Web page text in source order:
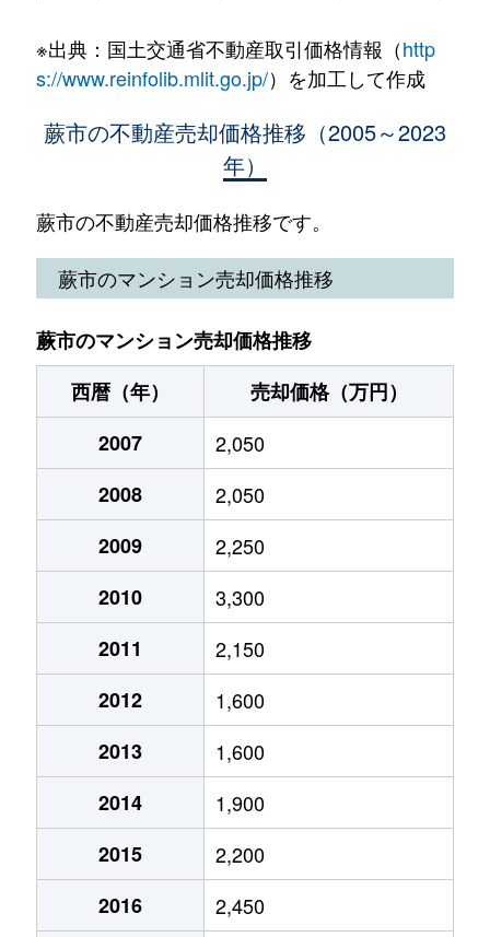
塚越
2,200万円 蕨 徒歩2分
塚越
2,500万円 蕨 徒歩18分
錦町
3,400万円 戸田(埼玉) 徒歩14分
60m²
南町
650万円 西川口 徒歩7分
20m²
南町
2,200万円 西川口
南町
2,900万円 西川口 徒歩16分
3,000万円 西川口
南町
1,200万円 西川口 徒歩16分
南町
1,500万円 西川口 徒歩8分
西川口
南町
14,000万円 蕨
南町
9,000万円 蕨
南町
3,600万円 蕨
南町
1,300万円 蕨 徒歩19分
2,300万円 蕨
3,200万円 蕨
4,700万円 蕨
北町
4,800万円 蕨 徒歩9分
蕨
中央
5,000万円 蕨
中央
5,600万円 蕨
中央
4,200万円 蕨 徒歩15分
中央
4,300万円 蕨 徒歩18分
5,100万円
4,700万円 蕨
4,400万円 蕨
3,500万円 蕨
6,700万円 蕨
4,300万円 蕨
28,000万円 蕨
9,000万円 蕨
※出典：国土交通省不動産取引価格情報（http
s://www.reinfolib.mlit.go.jp/）を加工して作成
蕨市の不動産売却価格推移（2005～2023
年）
蕨市の不動産売却価格推移です。
蕨市のマンション売却価格推移
蕨市のマンション売却価格推移
西暦（年）
売却価格（万円）
2007
2,050
2008
2,050
2009
2,250
2010
3,300
2011
2,150
2012
1,600
2013
1,600
2014
1,900
2015
2,200
2016
2,450